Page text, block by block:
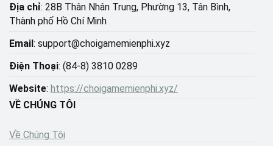
Địa chỉ: 28B Thân Nhân Trung, Phường 13, Tân Bình,
Thành phố Hồ Chí Minh
Email: support@choigamemienphi.xyz
Điện Thoại: (84-8) 3810 0289
Website: https://choigamemienphi.xyz/
VỀ CHÚNG TÔI
Về Chúng Tôi